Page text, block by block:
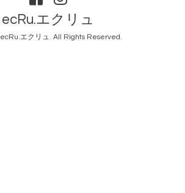
ecRu.エクリュ
ecRu.エクリュ. All Rights Reserved.